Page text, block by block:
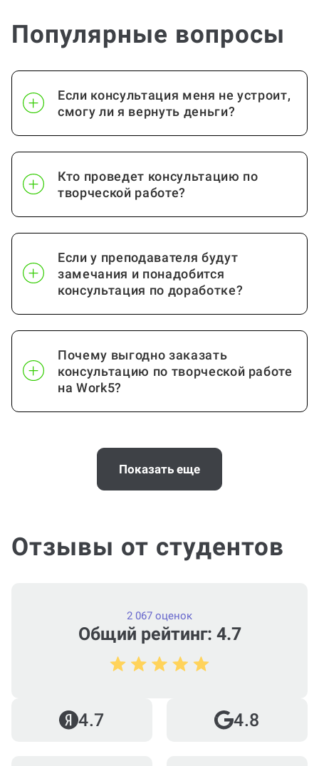
Популярные вопросы
Если консультация меня не устроит,
смогу ли я вернуть деньги?
Кто проведет консультацию по
творческой работе?
Если у преподавателя будут
замечания и понадобится
консультация по доработке?
Почему выгодно заказать
консультацию по творческой работе
на Work5?
Когда и как нужно оплачивать
Показать еще
Отзывы от студентов
Общий рейтинг: 4.7
2 067 оценок
4.7 4.8